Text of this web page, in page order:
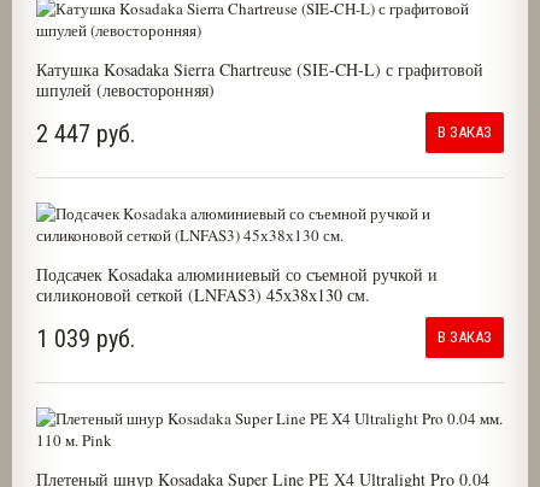
Катушка Kosadaka Sierra Chartreuse (SIE-CH-L) с графитовой
шпулей (левосторонняя)
2 447 руб. В ЗАКАЗ
Подсачек Kosadaka алюминиевый со съемной ручкой и
силиконовой сеткой (LNFAS3) 45х38х130 см.
1 039 руб. В ЗАКАЗ
Плетеный шнур Kosadaka Super Line PE X4 Ultralight Pro 0.04